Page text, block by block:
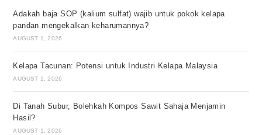
Adakah baja SOP (kalium sulfat) wajib untuk pokok kelapa
pandan mengekalkan keharumannya?
AUGUST 1, 2026
Kelapa Tacunan: Potensi untuk Industri Kelapa Malaysia
AUGUST 1, 2026
Di Tanah Subur, Bolehkah Kompos Sawit Sahaja Menjamin
Hasil?
AUGUST 1, 2026